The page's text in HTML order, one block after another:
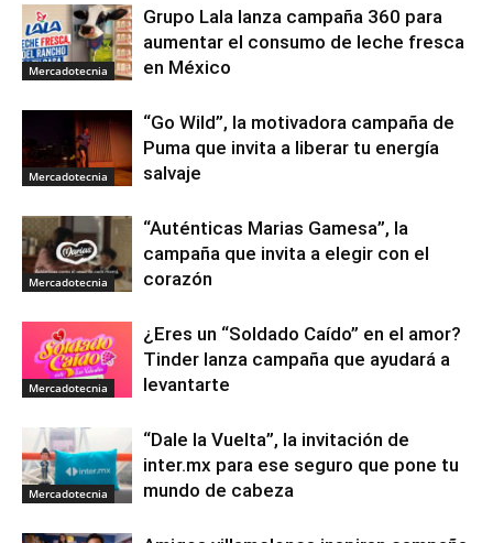
Mercadotecnia
Grupo Lala lanza campaña 360 para
aumentar el consumo de leche fresca
en México
Mercadotecnia
“Go Wild”, la motivadora campaña de
Puma que invita a liberar tu energía
salvaje
Mercadotecnia
“Auténticas Marias Gamesa”, la
campaña que invita a elegir con el
corazón
Mercadotecnia
¿Eres un “Soldado Caído” en el amor?
Tinder lanza campaña que ayudará a
levantarte
Mercadotecnia
“Dale la Vuelta”, la invitación de
inter.mx para ese seguro que pone tu
mundo de cabeza